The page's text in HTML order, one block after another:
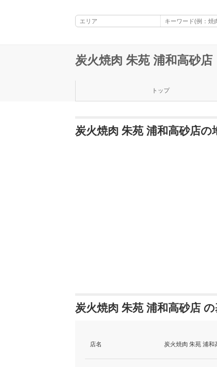
炭火焼肉 朱苑 浦和高砂店
トップ
炭火焼肉 朱苑 浦和高砂店の
炭火焼肉 朱苑 浦和高砂店
店名 炭火焼肉 朱苑 浦